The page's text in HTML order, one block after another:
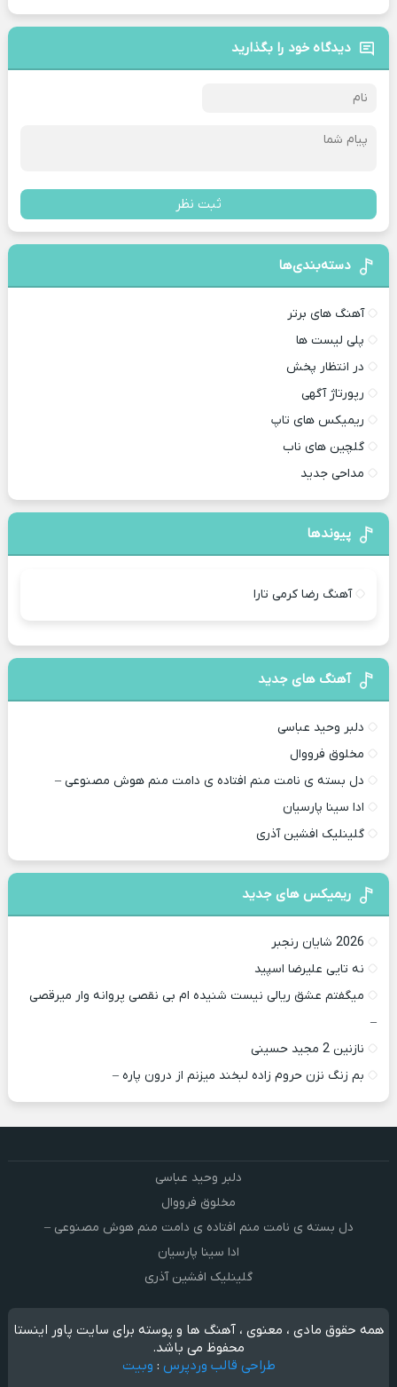
دیدگاه خود را بگذارید
ثبت نظر
دسته‌بندی‌ها
آهنگ های برتر
پلی لیست ها
در انتظار پخش
رپورتاژ آگهی
ریمیکس های تاپ
گلچین های ناب
مداحی جدید
پیوندها
آهنگ رضا کرمی تارا
آهنگ های جدید
دلبر وحید عباسی
مخلوق فرووال
دل بسته ی نامت منم افتاده ی دامت منم هوش مصنوعی –
ادا سینا پارسیان
گلینلیک افشین آذری
ریمیکس های جدید
2026 شایان رنجبر
نه تایی علیرضا اسپید
میگفتم عشق ریالی نیست شنیده ام بی نقصی پروانه وار میرقصی
–
نازنین 2 مجید حسینی
بم زنگ نزن حروم زاده لبخند میزنم از درون پاره –
دلبر وحید عباسی
مخلوق فرووال
دل بسته ی نامت منم افتاده ی دامت منم هوش مصنوعی –
ادا سینا پارسیان
گلینلیک افشین آذری
همه حقوق مادی ، معنوی ، آهنگ ها و پوسته برای سایت پاور اینستا
محفوظ می باشد.
طراحی قالب وردپرس : وبیت